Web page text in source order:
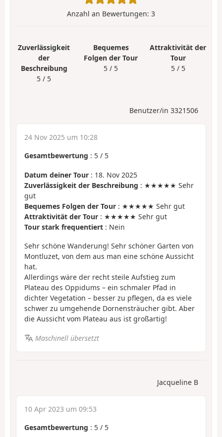
Anzahl an Bewertungen: 3
Zuverlässigkeit
der
Beschreibung
5 / 5
Bequemes
Folgen der Tour
5 / 5
Attraktivität der
Tour
5 / 5
Benutzer/in 3321506
24 Nov 2025 um 10:28
Gesamtbewertung : 5 / 5
Datum deiner Tour : 18. Nov 2025
Zuverlässigkeit der Beschreibung : ★★★★★ Sehr
gut
Bequemes Folgen der Tour : ★★★★★ Sehr gut
Attraktivität der Tour : ★★★★★ Sehr gut
Tour stark frequentiert : Nein
Sehr schöne Wanderung! Sehr schöner Garten von
Montluzet, von dem aus man eine schöne Aussicht
hat.
Allerdings wäre der recht steile Aufstieg zum
Plateau des Oppidums – ein schmaler Pfad in
dichter Vegetation – besser zu pflegen, da es viele
schwer zu umgehende Dornensträucher gibt. Aber
die Aussicht vom Plateau aus ist großartig!
Maschinell übersetzt
Jacqueline B
10 Apr 2023 um 09:53
Gesamtbewertung : 5 / 5